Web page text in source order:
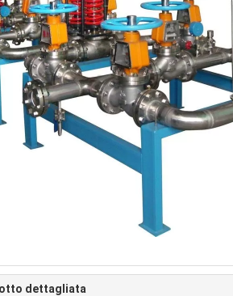
dettagliata